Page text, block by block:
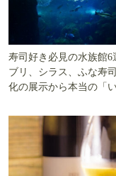
寿司好き必見の水族館
ブリ、シラス、ふな寿
化の展示から本当の「い